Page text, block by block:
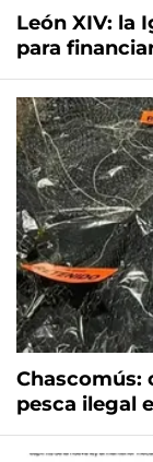
León XIV: la
para
Chascomús:
pesca ilegal